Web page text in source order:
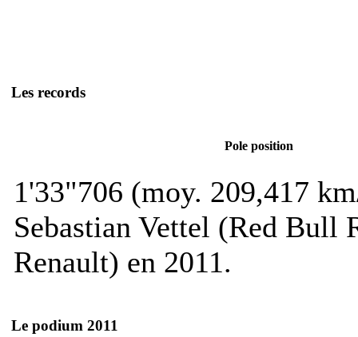
Les records
Pole position
1'33"706 (moy. 209,417
Sebastian Vettel (Red Bull
Renault) en 2011.
Le podium 2011